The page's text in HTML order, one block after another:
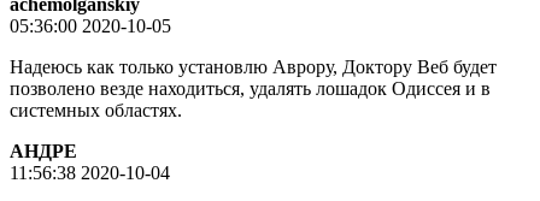
achemolganskiy
05:36:00 2020-10-05
Надеюсь как только установлю Аврору, Доктору Веб будет
позволено везде находиться, удалять лошадок Одиссея и в
системных областях.
АНДРЕ
11:56:38 2020-10-04